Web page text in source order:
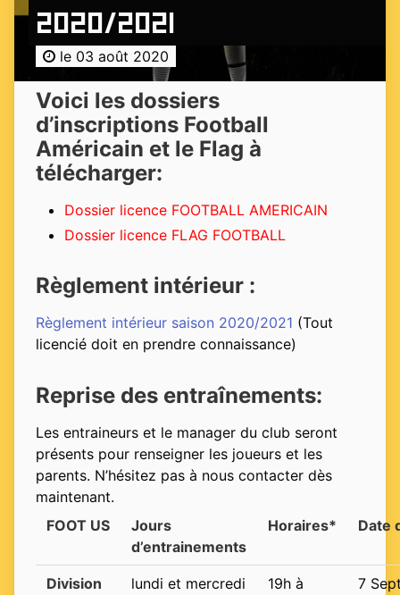
2020/2021
le 03 août 2020
Voici les dossiers
d’inscriptions Football
Américain et le Flag à
télécharger:
Dossier licence FOOTBALL AMERICAIN
Dossier licence FLAG FOOTBALL
Règlement intérieur :
Règlement intérieur saison 2020/2021 (Tout
licencié doit en prendre connaissance)
Reprise des entraînements:
Les entraineurs et le manager du club seront
présents pour renseigner les joueurs et les
parents. N’hésitez pas à nous contacter dès
maintenant.
FOOT US
Jours
d’entrainements
Horaires* Date
Division
lundi et mercredi
19h à
7